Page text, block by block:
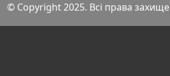
© Copyright 2025. Всі права